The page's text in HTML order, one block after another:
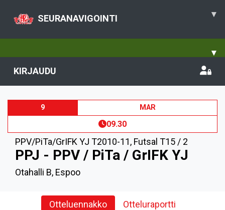
SEURANAVIGOINTI ▾
▾
KIRJAUDU
9 MAR
09.30
PPV/PiTa/GrIFK YJ T2010-11, Futsal T15 / 2
PPJ - PPV / PiTa / GrIFK YJ
Otahalli B, Espoo
Otteluennakko Otteluraportti